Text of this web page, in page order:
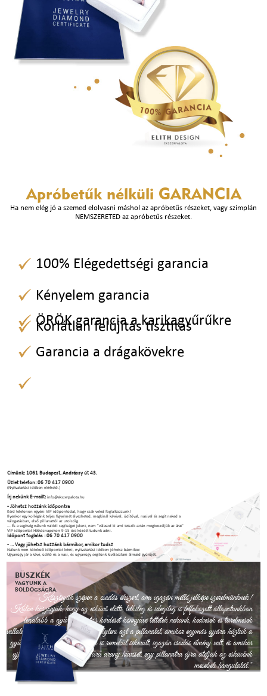
Apróbetűk nélküli GARANCIA
Ha nem elég jó a szemed elolvasni máshol az apróbetűs részeket, vagy szimplán
NEMSZERETED az apróbetűs részeket.
100% Elégedettségi garancia
Kényelem garancia
Korlátlan felújítás tisztítás
ÖRÖK garancia a karikagyűrűkre
Garancia a drágakövekre
Címünk: 1061 Budapest, Andrássy út 43.
Üzlet telefon: 06 70 417 0900
(Nyitvatartási időben elérhető.)
Írj nekünk E-mailt:info@ekszerpalota.hu
- Jöhetsz hozzánk időpontra
Kérd telefonon egyéni VIP időpontodat, hogy csak veled foglalkozzunk!
Ilyenkor egy kollégánk teljes figyelmét élvezheted, megkínál kávéval, üdítőval, nasival és segít neked a
válogatásban, első pillanattól az utolsóig.
... És a segítség nálunk valódi segítséget jelent, nem "válaszd ki ami tetszik aztán megbeszéljük az árat"
VIP időpontot Hétköznapokon 9-15 óra között tudunk adni.
Időpont foglalás : 06 70 417 0900
- ... Vagy jöhetsz hozzánk bármikor, amikor tudsz
Nálunk nem kötelező időpontot kérni, nyitvatartási időben jöhetsz bármikor.
Ugyanúgy jár a kávé, üdítő és a nasi, és ugyanúgy segítünk kiválasztani álmaid gyűrűjét.
BÜSZKÉK
VAGYUNK A
BOLDOGSÁGRA.
"Köszönjük szépen a csodás ékszert, ami igazán méltó jelképe szerelmünknek!
Külön köszönjük, hogy az esküvő előtti, lelkileg és idegileg is felfokozott állapotunkban
legalább a gyűrűválasztás kérdését könnyűvé tettétek nekünk, kedvesek és türelmesek
voltatok velünk. Sosem fogjuk elfelejteni azt a pillanatot, amikor egymás ujjára húztuk a
gyűrűket. Az esküvő és a lagzi is remekül sikerült, igazán csodás élmény volt, és amikor
ujjunkkal végigsimítjuk a gyűrű arany hűvösét, egy pillanatra újra átéljük az esküvőnk
mesebeli hangulatát."